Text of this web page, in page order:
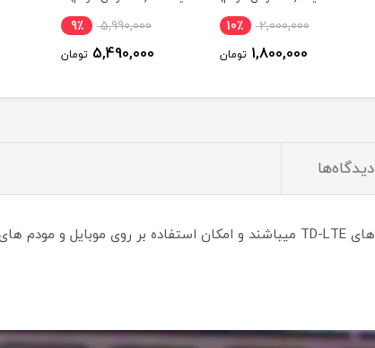
5,990,000 9٪
5,490,000 تومان
TD-LTE و اینترنت 100 19,500,000 4٪
18,900,000 تومان
دیدگاه‌ها